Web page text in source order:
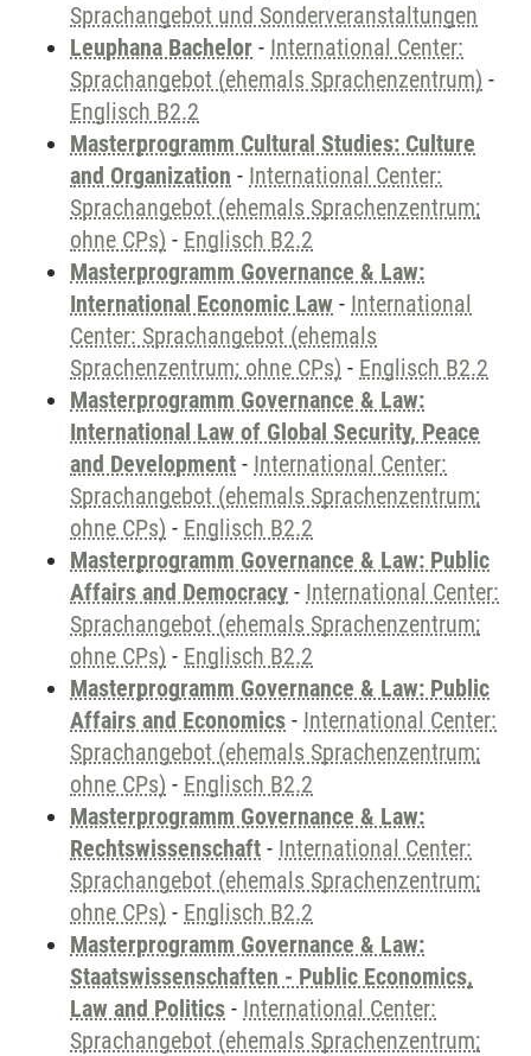
Sprachangebot und Sonderveranstaltungen
Leuphana Bachelor - International Center:
Sprachangebot (ehemals Sprachenzentrum) -
Englisch B2.2
Masterprogramm Cultural Studies: Culture
and Organization - International Center:
Sprachangebot (ehemals Sprachenzentrum;
ohne CPs) - Englisch B2.2
Masterprogramm Governance & Law:
International Economic Law - International
Center: Sprachangebot (ehemals
Sprachenzentrum; ohne CPs) - Englisch B2.2
Masterprogramm Governance & Law:
International Law of Global Security, Peace
and Development - International Center:
Sprachangebot (ehemals Sprachenzentrum;
ohne CPs) - Englisch B2.2
Masterprogramm Governance & Law: Public
Affairs and Democracy - International Center:
Sprachangebot (ehemals Sprachenzentrum;
ohne CPs) - Englisch B2.2
Masterprogramm Governance & Law: Public
Affairs and Economics - International Center:
Sprachangebot (ehemals Sprachenzentrum;
ohne CPs) - Englisch B2.2
Masterprogramm Governance & Law:
Rechtswissenschaft - International Center:
Sprachangebot (ehemals Sprachenzentrum;
ohne CPs) - Englisch B2.2
Masterprogramm Governance & Law:
Staatswissenschaften - Public Economics,
Law and Politics - International Center:
Sprachangebot (ehemals Sprachenzentrum;